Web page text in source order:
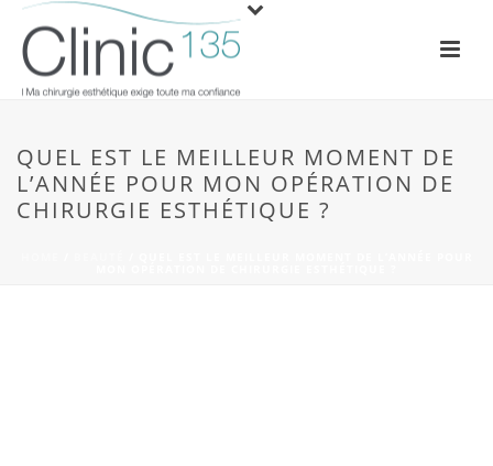
QUEL EST LE MEILLEUR MOMENT DE
L’ANNÉE POUR MON OPÉRATION DE
CHIRURGIE ESTHÉTIQUE ?